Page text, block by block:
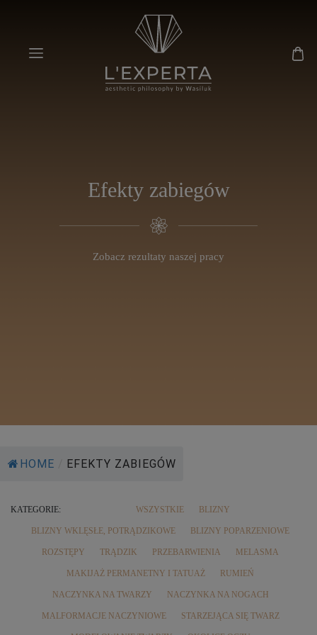
Efekty zabiegów
Zobacz rezultaty naszej pracy
HOME EFEKTY ZABIEGÓW
KATEGORIE: WSZYSTKIE BLIZNY
BLIZNY WKLĘSŁE, POTRĄDZIKOWE BLIZNY POPARZENIOWE
ROZSTĘPY TRĄDZIK PRZEBARWIENIA MELASMA
MAKIJAŻ PERMANETNY I TATUAŻ RUMIEŃ
NACZYNKA NA TWARZY NACZYNKA NA NOGACH
MALFORMACJE NACZYNIOWE STARZEJĄCA SIĘ TWARZ